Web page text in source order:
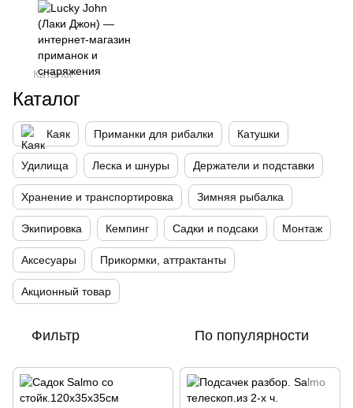
Каталог
Каталог
Каяк Приманки для рибалки Катушки
Удилища Леска и шнуры Держатели и подставки
Хранение и транспортировка Зимняя рыбалка
Экипировка Кемпинг Садки и подсаки Монтаж
Аксесуары Прикормки, аттрактанты
Акционный товар
Фильтр По популярности